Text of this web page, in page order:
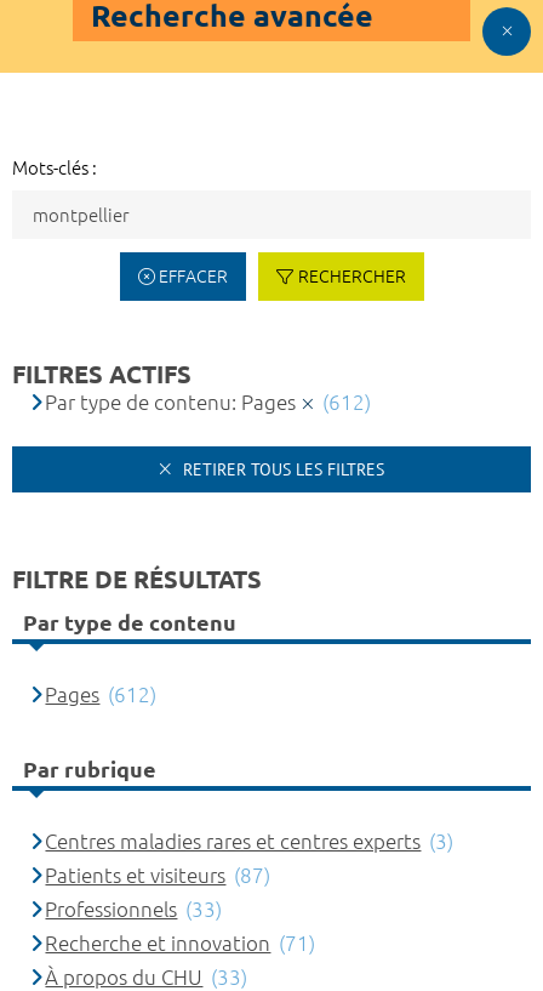
Recherche avancée
Mots-clés :
EFFACER RECHERCHER
FILTRES ACTIFS
Par type de contenu: Pages (612)
RETIRER TOUS LES FILTRES
FILTRE DE RÉSULTATS
Par type de contenu
Pages (612)
Par rubrique
Centres maladies rares et centres experts (3)
Patients et visiteurs (87)
Professionnels (33)
Recherche et innovation (71)
À propos du CHU (33)